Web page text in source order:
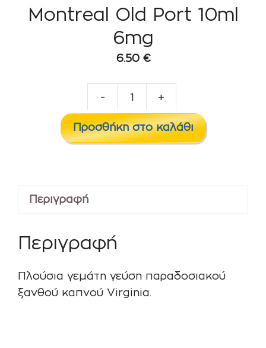
Montreal Old Port 10ml
6mg
6.50 €
-
Old
Port
+
Προσθήκη στο καλάθι
Περιγραφή
Περιγραφή
Πλούσια γεμάτη γεύση παραδοσιακού
ξανθού καπνού Virginia.